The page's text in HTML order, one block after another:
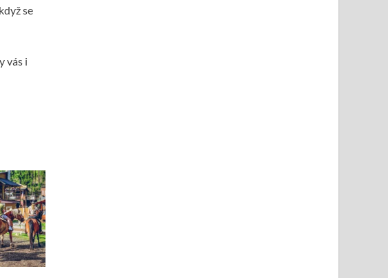
se
vás i